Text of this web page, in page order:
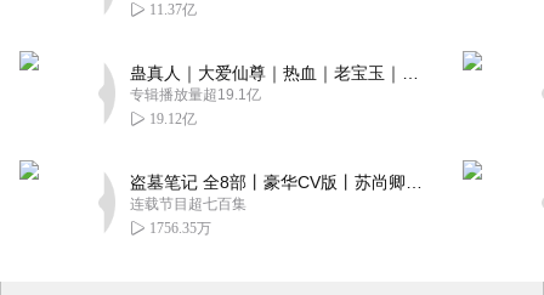
11.37亿
专辑播放量超19.1亿
19.12亿
连载节目超七百集
1756.35万